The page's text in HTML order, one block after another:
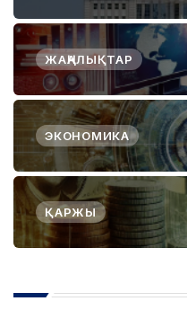
ЖАҢАЛЫҚТАР
ЭКОНОМИКА
ҚАРЖЫ